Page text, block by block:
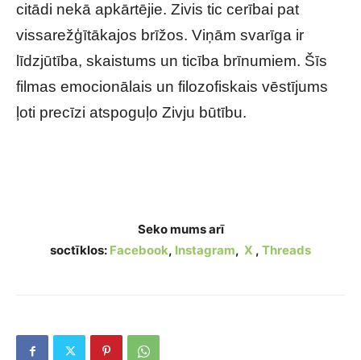
citādi nekā apkārtējie. Zivis tic cerībai pat
vissarežģītākajos brīžos. Viņām svarīga ir
līdzjūtība, skaistums un ticība brīnumiem. Šīs
filmas emocionālais un filozofiskais vēstījums
ļoti precīzi atspoguļo Zivju būtību.
Seko mums arī
soctīklos: Facebook, Instagram, X , Threads